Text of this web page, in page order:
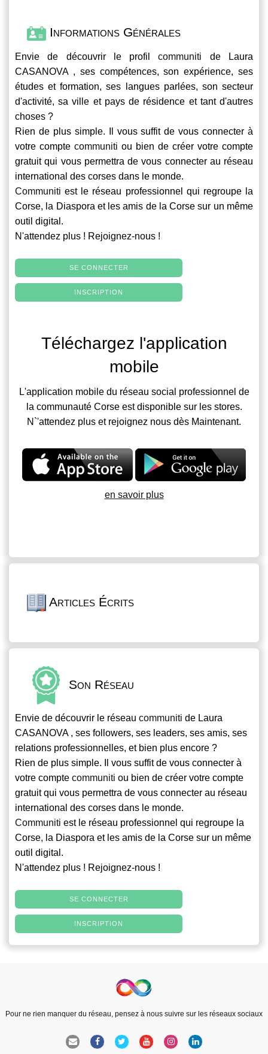
Informations Générales
Envie de découvrir le profilcommuniti de Laura
CASANOVA , ses compétences, son expérience, ses
études et formation, ses langues parlées, son secteur
d'activité, sa ville et pays de résidence et tant d'autres
choses ?
Rien de plus simple. Il vous suffit de vous connecter à
votre compte communiti ou bien de créer votre compte
gratuit qui vous permettra de vous connecter au réseau
international des corses dans le monde.
Communiti est le réseau professionnel qui regroupe la
Corse, la Diaspora et les amis de la Corse sur un même
outil digital.
N'attendez plus ! Rejoignez-nous !
SE CONNECTER
INSCRIPTION
Téléchargez l'application
mobile
L'application mobile du réseau social professionnel de
la communauté Corse est disponible sur les stores.
N`'attendez plus et rejoignez nous dès Maintenant.
en savoir plus
Articles Écrits
Son Réseau
Envie de découvrir le réseau communiti de Laura
CASANOVA , ses followers, ses leaders, ses amis, ses
relations professionnelles, et bien plus encore ?
Rien de plus simple. Il vous suffit de vous connecter à
votre compte communiti ou bien de créer votre compte
gratuit qui vous permettra de vous connecter au réseau
international des corses dans le monde.
Communiti est le réseau professionnel qui regroupe la
Corse, la Diaspora et les amis de la Corse sur un même
outil digital.
N'attendez plus ! Rejoignez-nous !
SE CONNECTER
INSCRIPTION
Pour ne rien manquer du réseau, pensez à nous suivre sur les réseaux sociaux